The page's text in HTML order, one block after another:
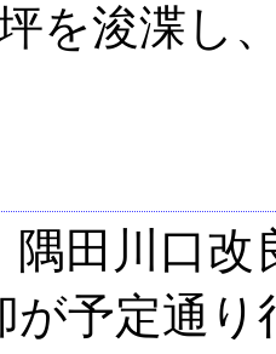
を浚渫し
隅田川口改
が予定通